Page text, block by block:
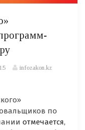
infozakon.kz
по
отмечается,